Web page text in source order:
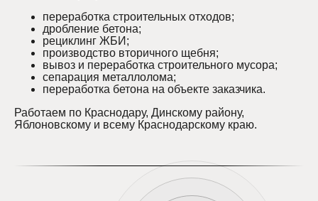
переработка строительных отходов;
дробление бетона;
рециклинг ЖБИ;
производство вторичного щебня;
вывоз и переработка строительного мусора;
сепарация металлолома;
переработка бетона на объекте заказчика.
Работаем по Краснодару, Динскому району,
Яблоновскому и всему Краснодарскому краю.